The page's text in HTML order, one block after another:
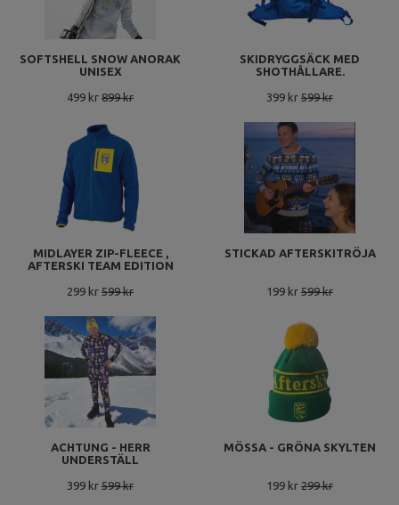
SOFTSHELL SNOW ANORAK
UNISEX
499 kr 899 kr
SKIDRYGGSÄCK MED
SHOTHÅLLARE.
399 kr 599 kr
MIDLAYER ZIP-FLEECE ,
AFTERSKI TEAM EDITION
299 kr 599 kr
STICKAD AFTERSKITRÖJA
199 kr 599 kr
ACHTUNG - HERR
UNDERSTÄLL
399 kr 599 kr
MÖSSA - GRÖNA SKYLTEN
199 kr 299 kr